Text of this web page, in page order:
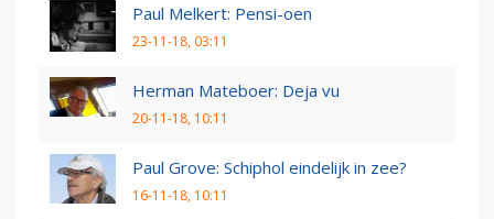
Paul Melkert: Pensi-oen
23-11-18, 03:11
Herman Mateboer: Deja vu
20-11-18, 10:11
Paul Grove: Schiphol eindelijk in zee?
16-11-18, 10:11